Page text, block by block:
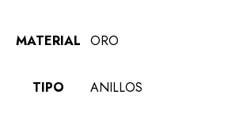
MATERIAL ORO
TIPO ANILLOS